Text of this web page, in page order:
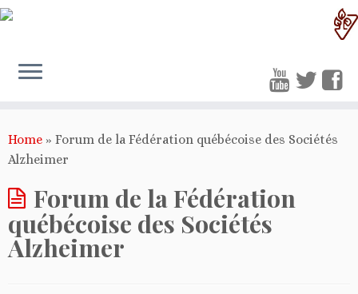
Home » Forum de la Fédération québécoise des Sociétés
Alzheimer
Forum de la Fédération
québécoise des Sociétés
Alzheimer